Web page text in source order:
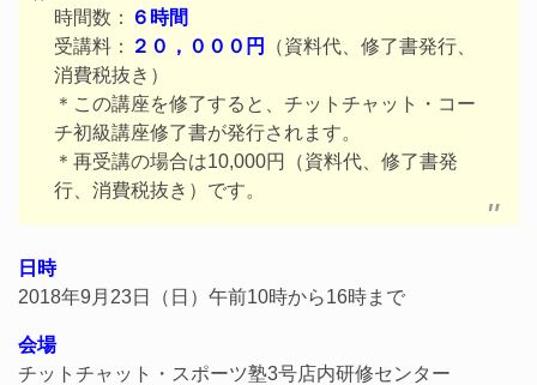
時間数：
６時間
受講料：
２０，０００円
（資料代、修了書発行、
消費税抜き）
＊この講座を修了すると、チットチャット・コー
チ初級講座修了書が発行されます。
＊再受講の場合は10,000円（資料代、修了書発
行、消費税抜き）です。
日時
2018年9月23日（日）午前10時から16時まで
会場
チットチャット・スポーツ塾3号店内研修センター